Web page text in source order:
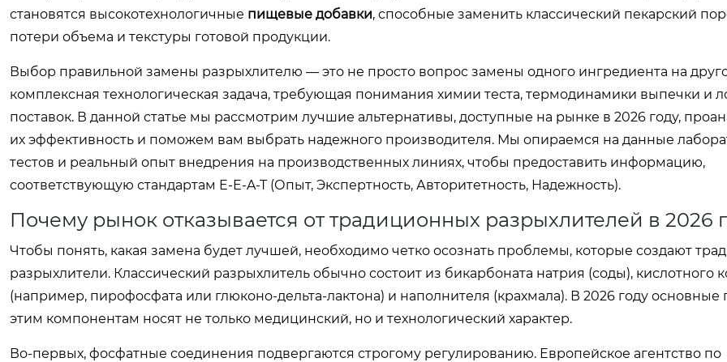
становятся высокотехнологичные пищевые добавки, способные заменить классический пекарский
потери объема и текстуры готовой продукции.
Выбор правильной замены разрыхлителю — это не просто вопрос замены одного ингредиента на
комплексная технологическая задача, требующая понимания химии теста, термодинамики выпечки и
поставок. В данной статье мы рассмотрим лучшие альтернативы, доступные на рынке в 2026 году,
их эффективность и поможем вам выбрать надежного производителя. Мы опираемся на данные
тестов и реальный опыт внедрения на производственных линиях, чтобы предоставить информацию,
соответствующую стандартам E-E-A-T (Опыт, Экспертность, Авторитетность, Надежность).
Почему рынок отказывается от традиционных разрыхлителей в 2026
Чтобы понять, какая замена будет лучшей, необходимо четко осознать проблемы, которые создают
разрыхлители. Классический разрыхлитель обычно состоит из бикарбоната натрия (соды), кислотного
(например, пирофосфата или глюконо-дельта-лактона) и наполнителя (крахмала). В 2026 году основные
этим компонентам носят не только медицинский, но и технологический характер.
Во-первых, фосфатные соединения подвергаются строгому регулированию. Европейское агентство по